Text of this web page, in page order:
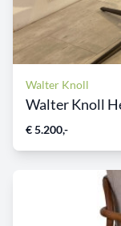
Walter Knoll
Walter Knoll
€ 5.200,-